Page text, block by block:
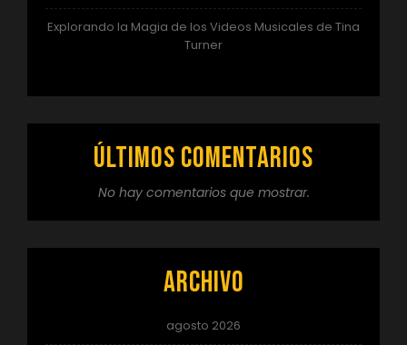
Explorando la Magia de los Videos Musicales de Tina
Turner
Últimos comentarios
No hay comentarios que mostrar.
Archivo
agosto 2026